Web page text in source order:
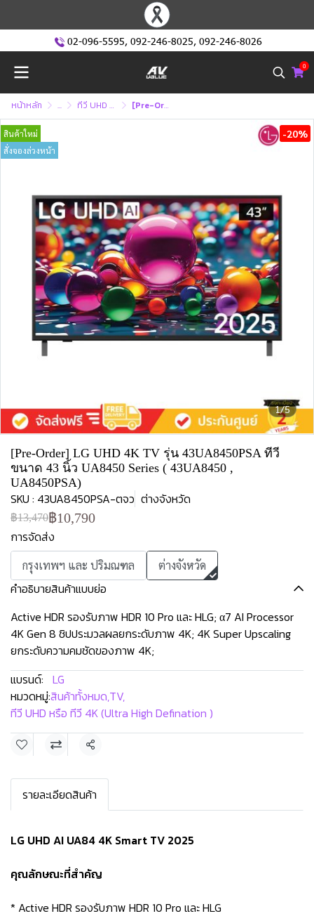
02-096-5595, 092-246-8025, 092-246-8026
0
หน้าหลัก ... ทีวี UHD หรือ ทีวี 4K (Ultra High Defination ) [Pre-Order] LG UHD 4K TV รุ่น 43UA8450PSA ทีวีขนาด 43 นิ้ว UA8450 Series ( 43UA8450 , UA8450PSA)
1/5
สินค้าใหม่
สั่งจองล่วงหน้า
-20%
[Pre-Order] LG UHD 4K TV รุ่น 43UA8450PSA ทีวี
ขนาด 43 นิ้ว UA8450 Series ( 43UA8450 ,
UA8450PSA)
SKU : 43UA8450PSA-ตจว ต่างจังหวัด
฿13,470฿10,790
การจัดส่ง
กรุงเทพฯ และ ปริมณฑล ต่างจังหวัด
คำอธิบายสินค้าแบบย่อ
Active HDR รองรับภาพ HDR 10 Pro และ HLG; α7 AI Processor
4K Gen 8 ชิปประมวลผลยกระดับภาพ 4K; 4K Super Upscaling
ยกระดับความคมชัดของภาพ 4K;
แบรนด์: LG
หมวดหมู่:สินค้าทั้งหมด,TV,
ทีวี UHD หรือ ทีวี 4K (Ultra High Defination )
แชร์
รายละเอียดสินค้า
LG UHD AI UA84 4K Smart TV 2025
คุณลักษณะที่สำคัญ
* Active HDR รองรับภาพ HDR 10 Pro และ HLG